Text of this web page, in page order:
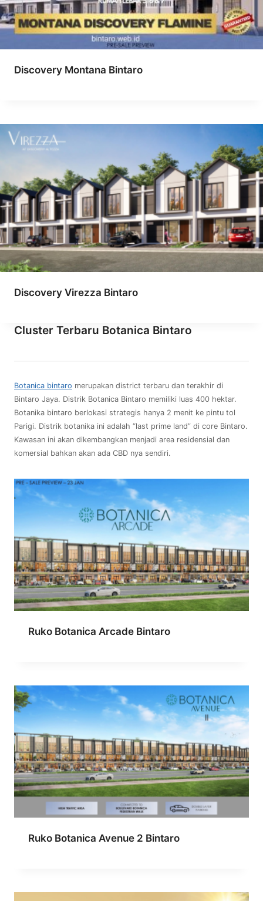
Discovery Montana Bintaro
Discovery Virezza Bintaro
Cluster Terbaru Botanica Bintaro
Botanica bintaro merupakan district terbaru dan terakhir di
Bintaro Jaya. Distrik Botanica Bintaro memiliki luas 400 hektar.
Botanika bintaro berlokasi strategis hanya 2 menit ke pintu tol
Parigi. Distrik botanika ini adalah “last prime land” di core Bintaro.
Kawasan ini akan dikembangkan menjadi area residensial dan
komersial bahkan akan ada CBD nya sendiri.
Ruko Botanica Arcade Bintaro
Ruko Botanica Avenue 2 Bintaro